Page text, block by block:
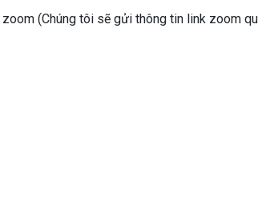
zoom (Chúng tôi sẽ gửi thông tin link zoom